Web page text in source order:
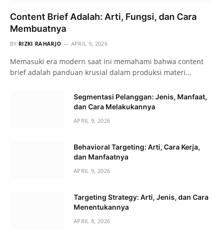
Content Brief Adalah: Arti, Fungsi, dan Cara
Membuatnya
BY RIZKI RAHARJO APRIL 9, 2026
Memasuki era modern saat ini memahami bahwa content
brief adalah panduan krusial dalam produksi materi…
Segmentasi Pelanggan: Jenis, Manfaat,
dan Cara Melakukannya
APRIL 9, 2026
Behavioral Targeting: Arti, Cara Kerja,
dan Manfaatnya
APRIL 9, 2026
Targeting Strategy: Arti, Jenis, dan Cara
Menentukannya
APRIL 8, 2026